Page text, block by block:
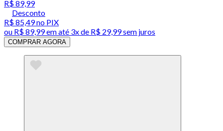
R$ 89,99
Desconto
R$ 85,49no PIX
ou R$ 89,99em até 3x de R$ 29,99 sem juros
COMPRAR AGORA